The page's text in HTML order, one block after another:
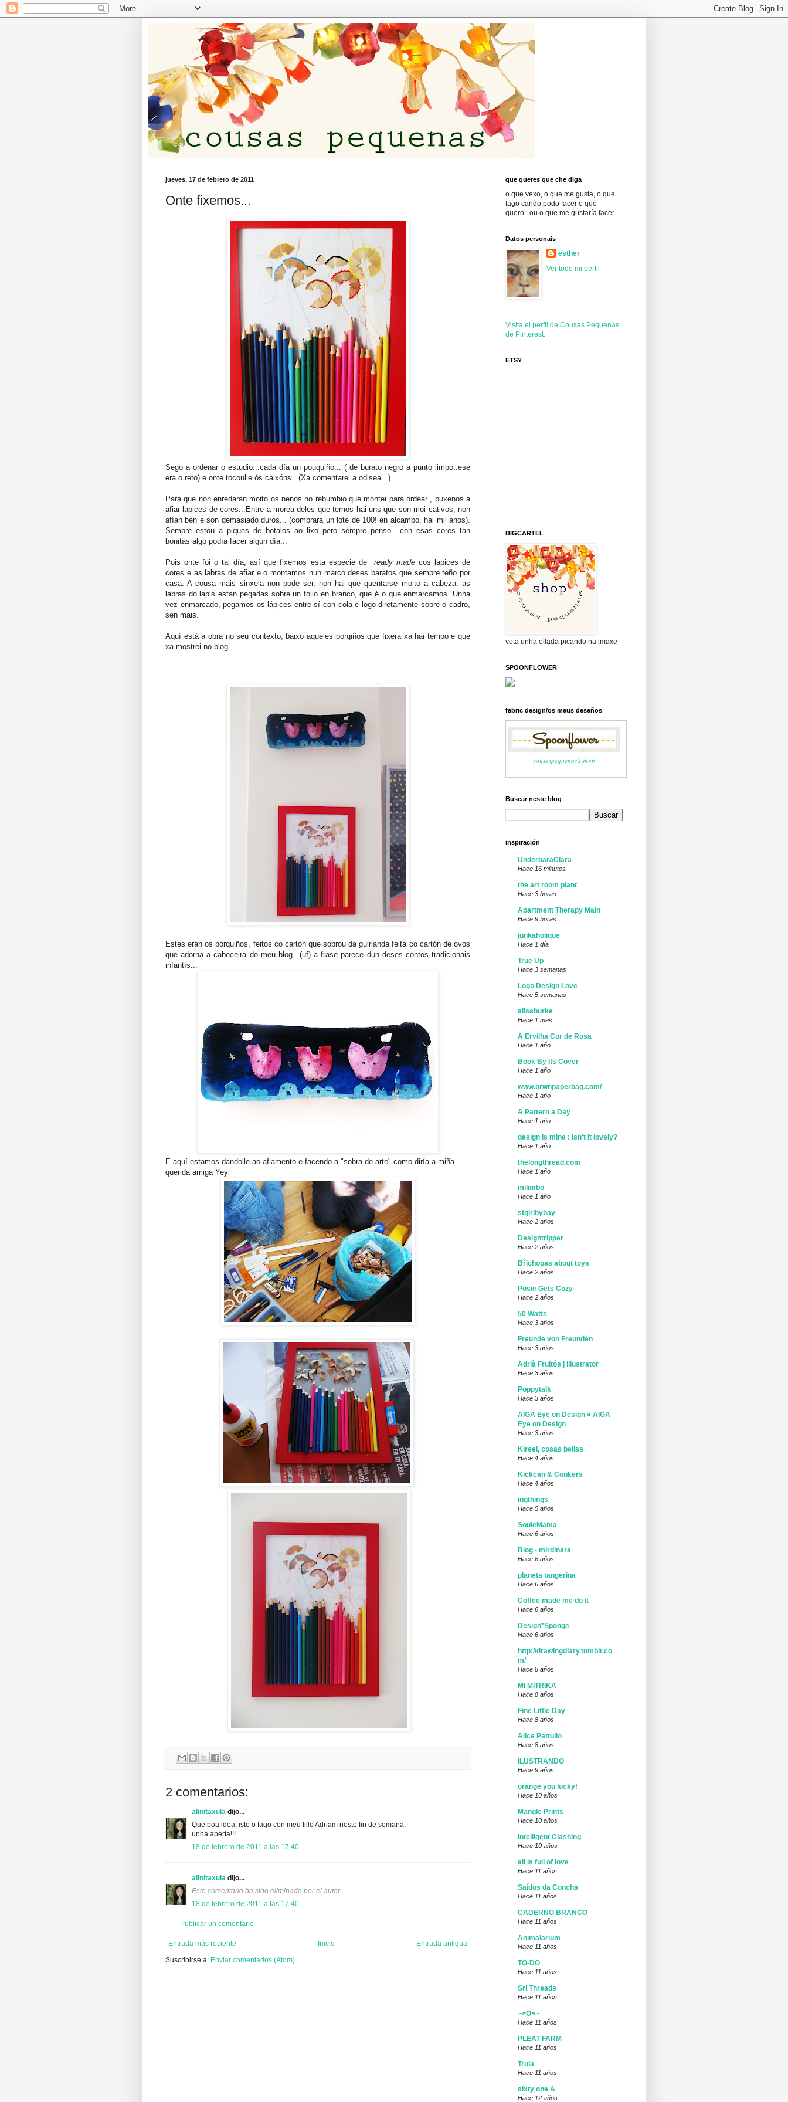
jueves, 17 de febrero de 2011
Onte fixemos...
Sego a ordenar o estudio...cada día un pouquiño... ( de burato negro a punto limpo..ese
era o reto) e onte tocoulle ós caixóns...(Xa comentarei a odisea...)
Para que non enredaran moito os nenos no rebumbio que montei para ordear , puxenos a
afiar lapices de cores...Entre a morea deles que temos hai uns que son moi cativos, non
afían ben e son demasiado duros... (comprara un lote de 100! en alcampo, hai mil anos).
Sempre estou a piques de botalos ao lixo pero sempre penso.. con esas cores tan
bonitas algo podía facer algún día...
Pois onte foi o tal día, así que fixemos esta especie de ready made cos lapices de
cores e as labras de afiar e o montamos nun marco deses baratos que sempre teño por
casa. A cousa mais sinxela non pode ser, non hai que quentarse moito a cabeza: as
labras do lapis estan pegadas sobre un folio en branco, que é o que enmarcamos. Unha
vez enmarcado, pegamos os lápices entre sí con cola e logo diretamente sobre o cadro,
sen mais.
Aquí está a obra no seu contexto, baixo aqueles porqiños que fixera xa hai tempo e que
xa mostrei no blog
Estes eran os porquiños, feitos co cartón que sobrou da guirlanda feita co cartón de ovos
que adorna a cabeceira do meu blog...(uf) a frase parece dun deses contos tradicionais
infantís...
E aquí estamos dandolle ao afiamento e facendo a "sobra de arte" como diría a miña
querida amiga Yeyi
2 comentarios:
alinitaxula dijo...
Que boa idea, isto o fago con meu fillo Adriam neste fin de semana.
unha aperta!!!
18 de febrero de 2011 a las 17:40
alinitaxula dijo...
Este comentario ha sido eliminado por el autor.
18 de febrero de 2011 a las 17:40
Publicar un comentario
Entrada más reciente Entrada antigua
Inicio
Suscribirse a: Enviar comentarios (Atom)
que queres que che diga
o que vexo, o que me gusta, o que
fago cando podo facer o que
quero...ou o que me gustaría facer
Datos personais
esther
Ver todo mi perfil
Visita el perfil de Cousas Pequenas
de Pinterest.
ETSY
BIGCARTEL
vota unha ollada picando na imaxe
SPOONFLOWER
fabric design/os meus deseños
cousaspequenas's shop
Buscar neste blog
inspiración
UnderbaraClara
Hace 16 minutos
the art room plant
Hace 3 horas
Apartment Therapy Main
Hace 9 horas
junkaholique
Hace 1 día
True Up
Hace 3 semanas
Logo Design Love
Hace 5 semanas
alisaburke
Hace 1 mes
A Ervilha Cor de Rosa
Hace 1 año
Book By Its Cover
Hace 1 año
www.brwnpaperbag.com/
Hace 1 año
A Pattern a Day
Hace 1 año
design is mine : isn't it lovely?
Hace 1 año
thelongthread.com
Hace 1 año
milimbo
Hace 1 año
sfgirlbybay
Hace 2 años
Designtripper
Hace 2 años
Břichopas about toys
Hace 2 años
Posie Gets Cozy
Hace 2 años
50 Watts
Hace 3 años
Freunde von Freunden
Hace 3 años
Adrià Fruitós | illustrator
Hace 3 años
Poppytalk
Hace 3 años
AIGA Eye on Design » AIGA
Eye on Design
Hace 3 años
Kireei, cosas bellas
Hace 4 años
Kickcan & Conkers
Hace 4 años
ingthings
Hace 5 años
SouleMama
Hace 6 años
Blog - mirdinara
Hace 6 años
planeta tangerina
Hace 6 años
Coffee made me do it
Hace 6 años
Design*Sponge
Hace 6 años
http://drawingdiary.tumblr.co
m/
Hace 8 años
MI MITRIKA
Hace 8 años
Fine Little Day
Hace 8 años
Alice Pattullo
Hace 8 años
ILUSTRANDO
Hace 9 años
orange you lucky!
Hace 10 años
Mangle Prints
Hace 10 años
Intelligent Clashing
Hace 10 años
all is full of love
Hace 11 años
Saídos da Concha
Hace 11 años
CADERNO BRANCO
Hace 11 años
Animalarium
Hace 11 años
TO-DO
Hace 11 años
Sri Threads
Hace 11 años
~>O<~
Hace 11 años
PLEAT FARM
Hace 11 años
Trula
Hace 11 años
sixty one A
Hace 12 años